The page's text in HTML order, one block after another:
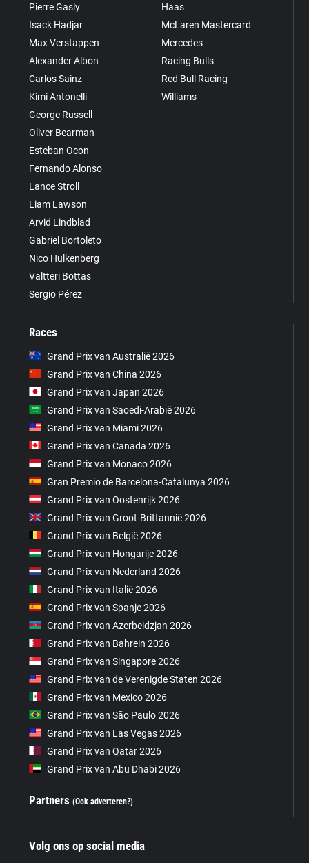
Pierre Gasly
Isack Hadjar
Max Verstappen
Alexander Albon
Carlos Sainz
Kimi Antonelli
George Russell
Oliver Bearman
Esteban Ocon
Fernando Alonso
Lance Stroll
Liam Lawson
Arvid Lindblad
Gabriel Bortoleto
Nico Hülkenberg
Valtteri Bottas
Sergio Pérez
Haas
McLaren Mastercard
Mercedes
Racing Bulls
Red Bull Racing
Williams
Races
Grand Prix van Australië 2026
Grand Prix van China 2026
Grand Prix van Japan 2026
Grand Prix van Saoedi-Arabië 2026
Grand Prix van Miami 2026
Grand Prix van Canada 2026
Grand Prix van Monaco 2026
Gran Premio de Barcelona-Catalunya 2026
Grand Prix van Oostenrijk 2026
Grand Prix van Groot-Brittannië 2026
Grand Prix van België 2026
Grand Prix van Hongarije 2026
Grand Prix van Nederland 2026
Grand Prix van Italië 2026
Grand Prix van Spanje 2026
Grand Prix van Azerbeidzjan 2026
Grand Prix van Bahrein 2026
Grand Prix van Singapore 2026
Grand Prix van de Verenigde Staten 2026
Grand Prix van Mexico 2026
Grand Prix van São Paulo 2026
Grand Prix van Las Vegas 2026
Grand Prix van Qatar 2026
Grand Prix van Abu Dhabi 2026
Partners(Ook adverteren?)
Volg ons op social media